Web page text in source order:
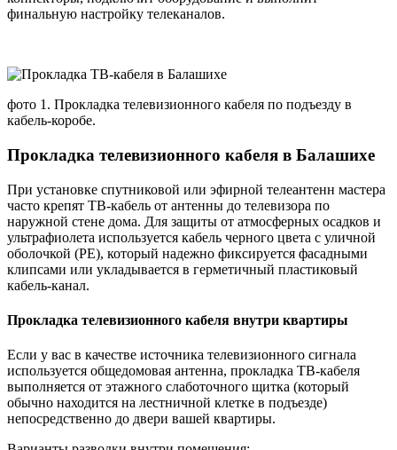
финальную настройку телеканалов.
фото 1. Прокладка телевизионного кабеля по подъезду в
кабель-коробе.
Прокладка телевизионного кабеля в Балашихе
При установке спутниковой или эфирной телеантенн мастера
часто крепят ТВ-кабель от антенны до телевизора по
наружной стене дома. Для защиты от атмосферных осадков и
ультрафиолета используется кабель черного цвета с уличной
оболочкой (PE), который надежно фиксируется фасадными
клипсами или укладывается в герметичный пластиковый
кабель-канал.
Прокладка телевизионного кабеля внутри квартиры
Если у вас в качестве источника телевизионного сигнала
используется общедомовая антенна, прокладка ТВ-кабеля
выполняется от этажного слаботочного щитка (который
обычно находится на лестничной клетке в подъезде)
непосредственно до двери вашей квартиры.